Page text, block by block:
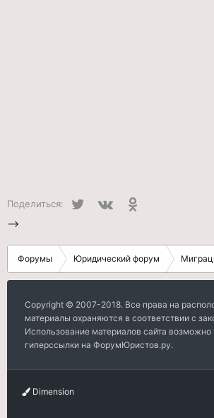
Поделиться: Twitter
-->
Форумы Юридический форум
Copyright © 2007-2018. Все права на
материалы охраняются в соответствии с
Использование материалов сайта возможно
гиперссылки на ФорумЮристов.ру.
Dimension